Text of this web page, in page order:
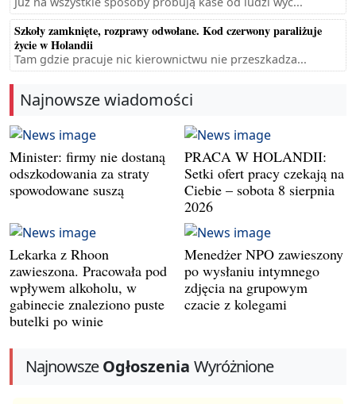
Szkoły zamknięte, rozprawy odwołane. Kod czerwony paraliżuje
życie w Holandii
Tam gdzie pracuje nic kierownictwu nie przeszkadza...
Najnowsze wiadomości
Minister: firmy nie dostaną
odszkodowania za straty
spowodowane suszą
PRACA W HOLANDII:
Setki ofert pracy czekają na
Ciebie – sobota 8 sierpnia
2026
Lekarka z Rhoon
zawieszona. Pracowała pod
wpływem alkoholu, w
gabinecie znaleziono puste
butelki po winie
Menedżer NPO zawieszony
po wysłaniu intymnego
zdjęcia na grupowym
czacie z kolegami
NajnowszeOgłoszenia Wyróżnione